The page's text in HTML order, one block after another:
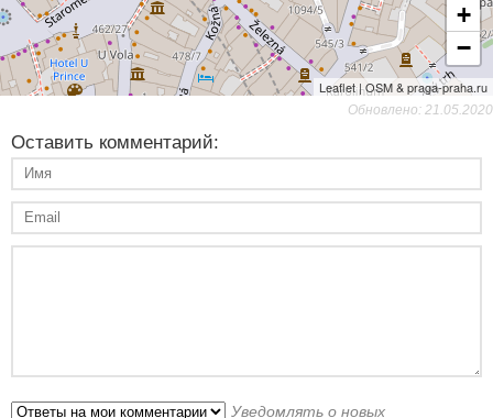
+
−
Leaflet | OSM & praga-praha.ru
Обновлено: 21.05.2020
Оставить комментарий:
Уведомлять о новых